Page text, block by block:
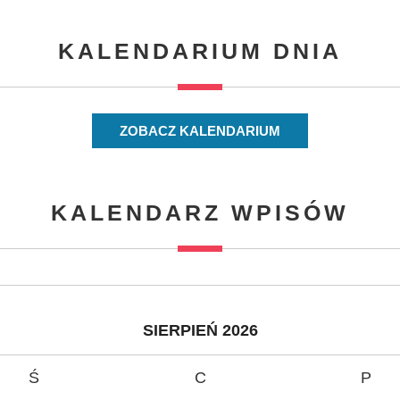
KALENDARIUM DNIA
ZOBACZ KALENDARIUM
KALENDARZ WPISÓW
SIERPIEŃ 2026
Ś C P